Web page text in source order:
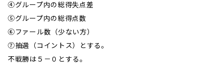
④グループ内の総得失点差
⑤グループ内の総得点数
⑥ファール数（少ない方）
⑦抽選（コイントス）とする。
不戦勝は５－０とする。